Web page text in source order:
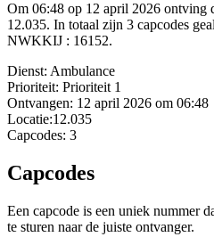
Om 06:48 op 12 april 2026 ontving
12.035. In totaal zijn 3 capcodes
NWKKIJ : 16152.
Dienst: Ambulance
Prioriteit: Prioriteit 1
Ontvangen: 12 april 2026 om 06:48
Locatie:12.035
Capcodes: 3
Capcodes
Een capcode is een uniek nummer
te sturen naar de juiste ontvanger.